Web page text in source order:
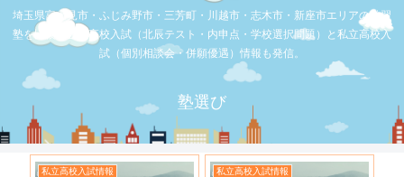
埼玉県富士見市・ふじみ野市・三芳町・川越市・志木市・新座市エリアの学習
塾を比較。公立高校入試（北辰テスト・内申点・学校選択問題）と私立高校入
試（個別相談会・併願優遇）情報も発信。
塾選び
私立高校入試情報 お店の覆面取材